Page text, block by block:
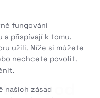
od
fungování
a přispívají k tomu,
užili. Níže si můžete
nechcete povolit.
našich zásad